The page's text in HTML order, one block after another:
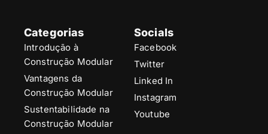
Categorias
Introdução à
Construção Modular
Vantagens da
Construção Modular
Sustentabilidade na
Construção Modular
Socials
Facebook
Twitter
Linked In
Instagram
Youtube